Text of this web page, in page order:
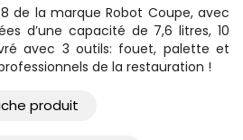
8 de la marqueRobot Coupe, avec
d’une capacité de 7,6 litres, 10
avec 3 outils: fouet, palette et
de la restauration !
produit